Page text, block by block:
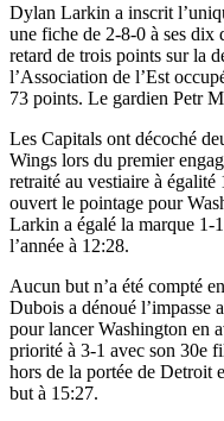
Dylan Larkin a inscrit
une fiche de 2-8-0 à ses dix
retard de trois points sur la
l’Association de l’Est
73 points. Le gardien Petr
Les Capitals ont décoché
Wings lors du premier
retraité au vestiaire à égalité
ouvert le pointage pour
Larkin a égalé la marque 1-
l’année à 12:28.
Aucun but n’a été compté
Dubois a dénoué l’impasse
pour lancer Washington en
priorité à 3-1 avec son 30e
hors de la portée de Detroit
but à 15:27.